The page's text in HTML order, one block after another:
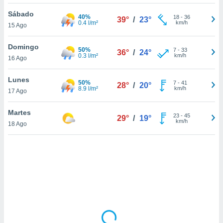
sitio
En
sean
el sitio
ni para
o
Sábado
15 Ago
40%
0.4 l/m²
39° / 23° 18- 36
km/h
Domingo
16 Ago
50%
0.3 l/m²
36° / 24° 7- 33
km/h
Lunes
17 Ago
50%
8.9 l/m²
28° / 20° 7- 41
km/h
Martes
18 Ago
29° / 19° 23- 45
km/h